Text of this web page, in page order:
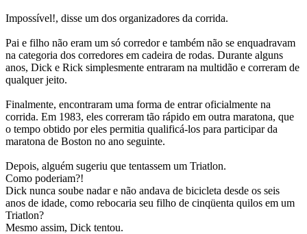
Impossível!, disse um dos organizadores da corrida.
Pai e filho não eram um só corredor e também não se enquadravam
na categoria dos corredores em cadeira de rodas. Durante alguns
anos, Dick e Rick simplesmente entraram na multidão e correram de
qualquer jeito.
Finalmente, encontraram uma forma de entrar oficialmente na
corrida. Em 1983, eles correram tão rápido em outra maratona, que
o tempo obtido por eles permitia qualificá-los para participar da
maratona de Boston no ano seguinte.
Depois, alguém sugeriu que tentassem um Triatlon.
Como poderiam?!
Dick nunca soube nadar e não andava de bicicleta desde os seis
anos de idade, como rebocaria seu filho de cinqüenta quilos em um
Triatlon?
Mesmo assim, Dick tentou.